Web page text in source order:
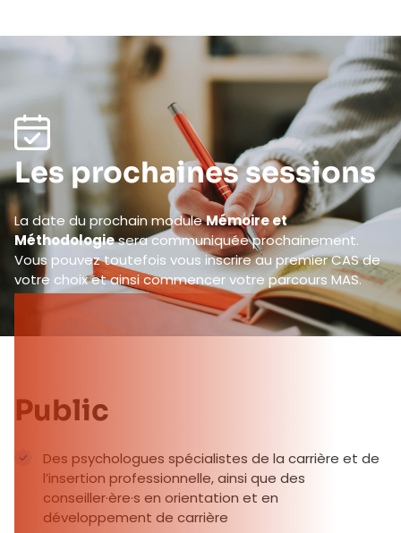
Les prochaines sessions
La date du prochain moduleMémoire et
Méthodologiesera communiquée prochainement.
Vous pouvez toutefois vous inscrire au premier CAS de
votre choix et ainsi commencer votre parcours MAS.
Public
Des psychologues spécialistes de la carrière et de
l’insertion professionnelle, ainsi que des
conseiller·ère·s en orientation et en
développement de carrière